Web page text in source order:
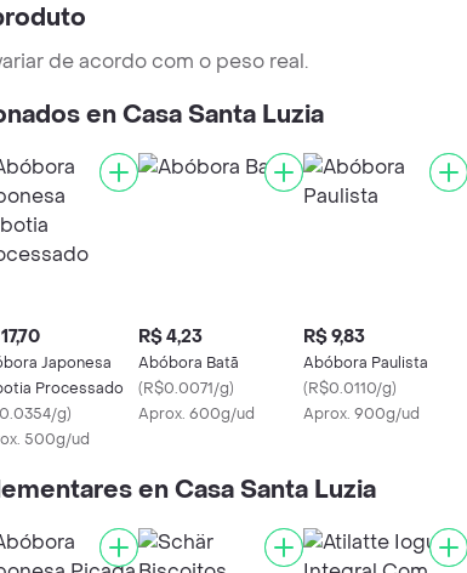
de acordo com o peso real.
en Casa Santa Luzia
Japonesa
Processado
g)
500g/ud
R$ 4,23
Abóbora Batã
(R$0.0071/g)
Aprox. 600g/ud
R$ 9,83
Abóbora Paulista
(R$0.0110/g)
Aprox. 900g/ud
en Casa Santa Luzia